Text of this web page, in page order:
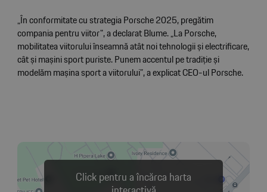
„În conformitate cu strategia Porsche 2025, pregătim
compania pentru viitor", a declarat Blume. „La Porsche,
mobilitatea viitorului înseamnă atât noi tehnologii și electrificare,
cât și mașini sport puriste. Punem accentul pe tradiție și
modelăm mașina sport a viitorului”, a explicat CEO-ul Porsche.
Click pentru a încărca harta